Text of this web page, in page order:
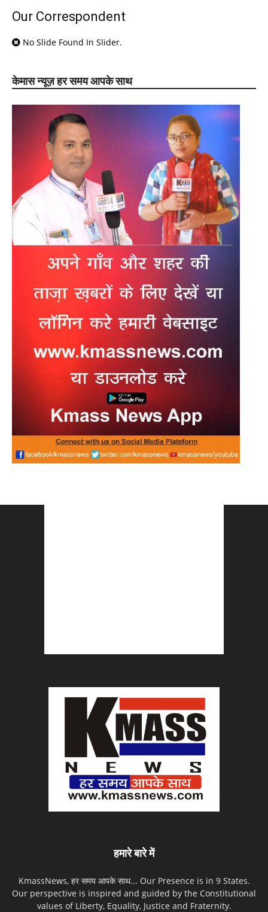
Our Correspondent
No Slide Found In Slider.
केमास न्यूज़ हर समय आपके साथ
हमारे बारे में
KmassNews, हर समय आपके साथ... Our Presence is in 9 States.
Our perspective is inspired and guided by the Constitutional
values of Liberty, Equality, Justice and Fraternity.